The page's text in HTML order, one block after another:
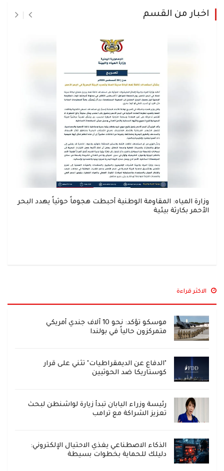
اخبار من القسم
وزارة المياه: المقاومة الوطنية أحبطت هجوماً حوثياً يهدد البحر
الأحمر بكارثة بيئية
الاكثر قراءة
موسكو تؤكد: نحو 10 آلاف جندي أمريكي
متمركزون حالياً في بولندا
"الدفاع عن الديمقراطيات" تثني على قرار
كوستاريكا ضد الحوثيين
رئيسة وزراء اليابان تبدأ زيارة لواشنطن لبحث
تعزيز الشراكة مع ترامب
الذكاء الاصطناعي يغذي الاحتيال الإلكتروني:
دليلك للحماية بخطوات بسيطة